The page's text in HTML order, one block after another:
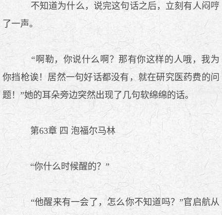
不知道为什么，说完这句话之后，立刻有人闷哼
了一声。
“啊勒，你说什么啊？那有你这样的人哦，我为
你挡枪诶！居然一句好话都没有，就在研究医药费的问
题！”她的耳朵旁边突然出现了几句软绵绵的话。
第63章 四 泡福尔马林
“你什么时候醒的？”
“他醒来有一会了，怎么你不知道吗？”官启航从